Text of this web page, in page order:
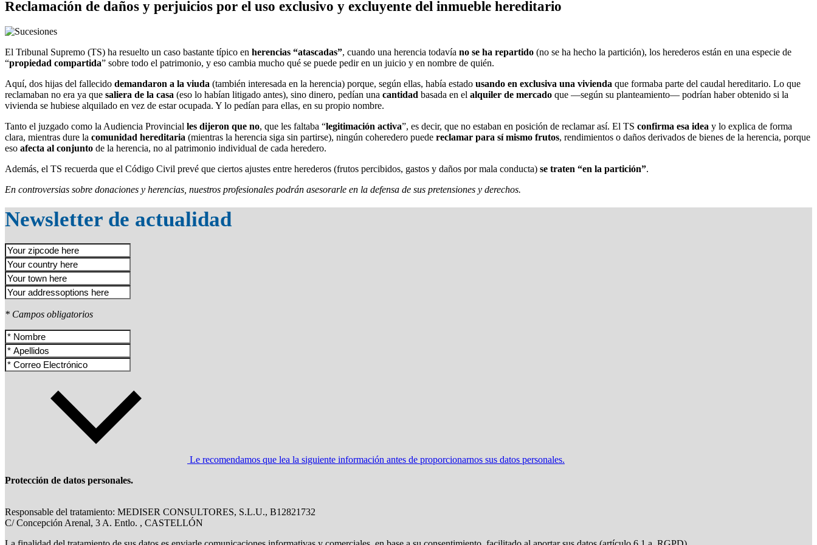
Reclamación de daños y perjuicios por el uso exclusivo y excluyente del inmueble hereditario
El Tribunal Supremo (TS) ha resuelto un caso bastante típico en herencias “atascadas”, cuando una herencia todavía no se ha repartido (no se ha hecho la partición), los herederos están en una especie de
“propiedad compartida” sobre todo el patrimonio, y eso cambia mucho qué se puede pedir en un juicio y en nombre de quién.
Aquí, dos hijas del fallecido demandaron a la viuda (también interesada en la herencia) porque, según ellas, había estado usando en exclusiva una vivienda que formaba parte del caudal hereditario. Lo que
reclamaban no era ya que saliera de la casa (eso lo habían litigado antes), sino dinero, pedían una cantidad basada en el alquiler de mercado que —según su planteamiento— podrían haber obtenido si la
vivienda se hubiese alquilado en vez de estar ocupada. Y lo pedían para ellas, en su propio nombre.
Tanto el juzgado como la Audiencia Provincial les dijeron que no, que les faltaba “legitimación activa”, es decir, que no estaban en posición de reclamar así. El TS confirma esa idea y lo explica de forma
clara, mientras dure la comunidad hereditaria (mientras la herencia siga sin partirse), ningún coheredero puede reclamar para sí mismo frutos, rendimientos o daños derivados de bienes de la herencia, porque
eso afecta al conjunto de la herencia, no al patrimonio individual de cada heredero.
Además, el TS recuerda que el Código Civil prevé que ciertos ajustes entre herederos (frutos percibidos, gastos y daños por mala conducta) se traten “en la partición”.
En controversias sobre donaciones y herencias, nuestros profesionales podrán asesorarle en la defensa de sus pretensiones y derechos.
Newsletter de actualidad
* Campos obligatorios
Le recomendamos que lea la siguiente información antes de proporcionarnos sus datos personales.
Protección de datos personales.
Responsable del tratamiento: MEDISER CONSULTORES, S.L.U., B12821732
C/ Concepción Arenal, 3 A. Entlo. , CASTELLÓN